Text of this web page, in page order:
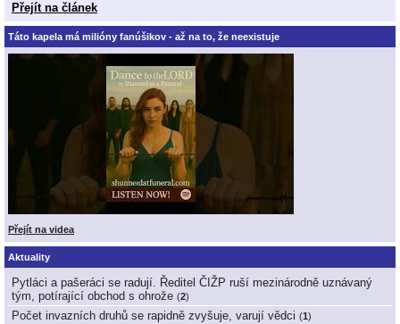
Přejít na článek
Táto kapela má milióny fanúšikov - až na to, že neexistuje
Přejít na videa
Aktuality
Pytláci a pašeráci se radují. Ředitel ČIŽP ruší mezinárodně uznávaný
tým, potírající obchod s ohrože (2)
Počet invazních druhů se rapidně zvyšuje, varují vědci (1 )